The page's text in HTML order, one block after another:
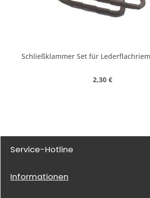
Schließklammer Set für
Regulärer Preis:
2,30 €
Service-Hotline
Informationen